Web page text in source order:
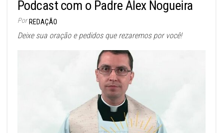
Podcast com o Padre Alex Nogueira
Por REDAÇÃO
Deixe sua oração e pedidos que rezaremos por você!